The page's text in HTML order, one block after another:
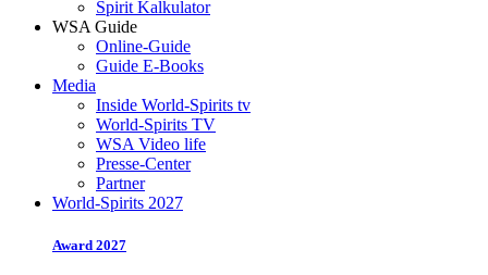
Spirit Kalkulator
WSA Guide
Online-Guide
Guide E-Books
Media
Inside World-Spirits tv
World-Spirits TV
WSA Video life
Presse-Center
Partner
World-Spirits 2027
Award 2027